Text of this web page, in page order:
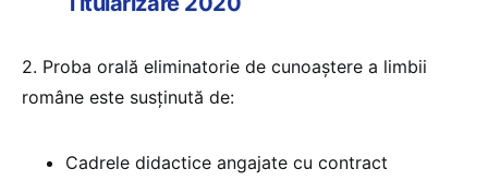
2. Proba orală eliminatorie de cunoaștere a limbii
române este susținută de:
Cadrele didactice angajate cu contract